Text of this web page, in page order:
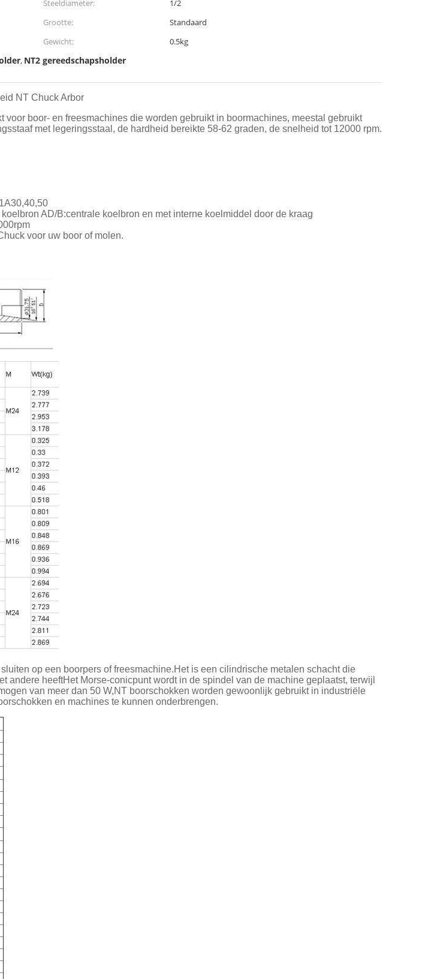
Steeldiameter:
1/2
Grootte:
Standaard
Gewicht:
0.5kg
, NT2 gereedschapsholder
NT Chuck Arbor
boor- en freesmachines die worden gebruikt in boormachines, meestal gebruikt
met legeringsstaal, de hardheid bereikte 58-62 graden, de snelheid tot 12000 rpm.
AD/B:centrale koelbron en met interne koelmiddel door de kraag
voor uw boor of molen.
op een boorpers of freesmachine.Het is een cilindrische metalen schacht die
heeftHet Morse-conicpunt wordt in de spindel van de machine geplaatst, terwijl
van meer dan 50 W,NT boorschokken worden gewoonlijk gebruikt in industriële
en machines te kunnen onderbrengen.